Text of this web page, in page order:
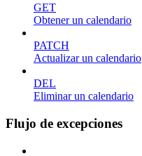
GET
Obtener un calendario
PATCH
Actualizar un calendario
DEL
Eliminar un calendario
Flujo de excepciones